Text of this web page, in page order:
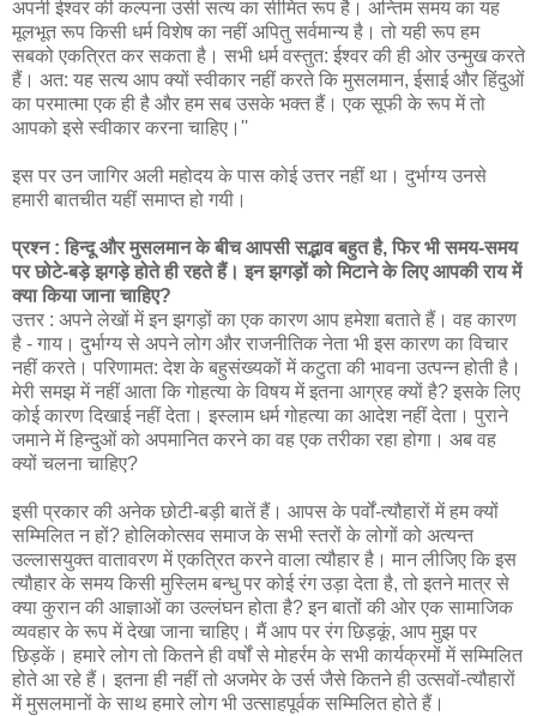
अपनी ईश्वर की कल्पना उसी सत्य का सीमित रूप है। अन्तिम समय का यह
मूलभूत रूप किसी धर्म विशेष का नहीं अपितु सर्वमान्य है। तो यही रूप हम
सबको एकत्रित कर सकता है। सभी धर्म वस्तुत: ईश्वर की ही ओर उन्मुख करते
हैं। अत: यह सत्य आप क्यों स्वीकार नहीं करते कि मुसलमान, ईसाई और हिंदुओं
का परमात्मा एक ही है और हम सब उसके भक्त हैं। एक सूफी के रूप में तो
आपको इसे स्वीकार करना चाहिए।''
इस पर उन जागिर अली महोदय के पास कोई उत्तर नहीं था। दुर्भाग्य उनसे
हमारी बातचीत यहीं समाप्त हो गयी।
प्रश्न : हिन्दू और मुसलमान के बीच आपसी सद्भाव बहुत है, फिर भी समय-समय
पर छोटे-बड़े झगड़े होते ही रहते हैं। इन झगड़ों को मिटाने के लिए आपकी राय में
क्या किया जाना चाहिए?
उत्तर : अपने लेखों में इन झगड़ों का एक कारण आप हमेशा बताते हैं। वह कारण
है - गाय। दुर्भाग्य से अपने लोग और राजनीतिक नेता भी इस कारण का विचार
नहीं करते। परिणामत: देश के बहुसंख्यकों में कटुता की भावना उत्पन्न होती है।
मेरी समझ में नहीं आता कि गोहत्या के विषय में इतना आग्रह क्यों है? इसके लिए
कोई कारण दिखाई नहीं देता। इस्लाम धर्म गोहत्या का आदेश नहीं देता। पुराने
जमाने में हिन्दुओं को अपमानित करने का वह एक तरीका रहा होगा। अब वह
क्यों चलना चाहिए?
इसी प्रकार की अनेक छोटी-बड़ी बातें हैं। आपस के पर्वों-त्यौहारों में हम क्यों
सम्मिलित न हों? होलिकोत्सव समाज के सभी स्तरों के लोगों को अत्यन्त
उल्लासयुक्त वातावरण में एकत्रित करने वाला त्यौहार है। मान लीजिए कि इस
त्यौहार के समय किसी मुस्लिम बन्धु पर कोई रंग उड़ा देता है, तो इतने मात्र से
क्या कुरान की आज्ञाओं का उल्लंघन होता है? इन बातों की ओर एक सामाजिक
व्यवहार के रूप में देखा जाना चाहिए। मैं आप पर रंग छिड़कूं, आप मुझ पर
छिड़कें। हमारे लोग तो कितने ही वर्षों से मोहर्रम के सभी कार्यक्रमों में सम्मिलित
होते आ रहे हैं। इतना ही नहीं तो अजमेर के उर्स जैसे कितने ही उत्सवों-त्यौहारों
में मुसलमानों के साथ हमारे लोग भी उत्साहपूर्वक सम्मिलित होते हैं।